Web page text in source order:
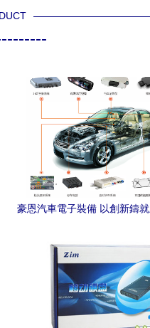
豪恩汽車電子裝備 以創新鑄就